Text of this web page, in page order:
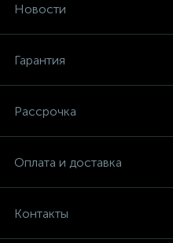
Новости
Гарантия
Рассрочка
Оплата и доставка
Контакты